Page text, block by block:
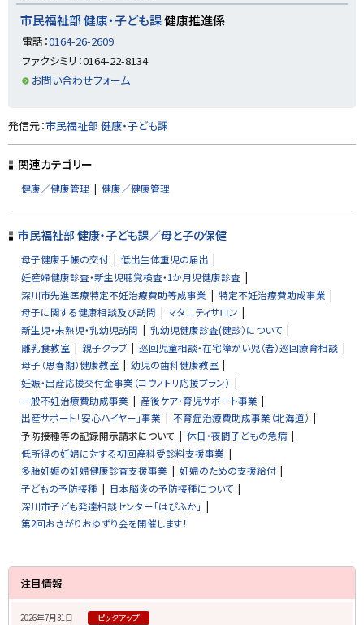
市民福祉部 健康・子ども課健康推進係
電話：0164-26-2609
ファクシミリ：0164-22-8134
お問い合わせフォーム
ト
ッ
プ
る
発信元：市民福祉部 健康・子ども課
関連カテゴリー
健康／健康管理 健康／健康管理
市民福祉部 健康・子ども課／母と子の保健
母子健康手帳の交付
低出生体重児の届出
妊産婦健康診査・新生児聴覚検査・1か月児健康診査
深川市先進医療特定不妊治療費助等成事業
特定不妊治療費助成事業
母子に関する健康相談及び訪問
マタニティサロン
新生児・未熟児・乳幼児訪問
乳幼児健康診査(健診）について
離乳食教室
親子クラブ
巡回児童相談・在宅障がい児（者）巡回療育相談
母子（思春期）健康教室
幼児の歯科健康教室
妊娠・出産応援交付金事業（コウノトリ応援プラン）
一般不妊治療費助成事業
産後ケア・育児サポート事業
出産サポート「安心ハイヤー」事業
不育症治療費助成事業（北海道）
予防接種等の記録開示請求について
休日・夜間子どもの急病
低所得の妊婦に対する初回産科受診料支援事業
多胎妊娠の妊婦健康診査支援事業
妊婦のための支援給付
子どもの予防接種
日本脳炎の予防接種について
深川市子ども発達相談センター「はぴふか」
第2回おさがりおゆずり会を開催します！
サ
イ
注目情報
2026年7月31日 ピックアップ